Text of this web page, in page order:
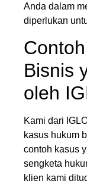
Anda dalam
diperlukan
Bisnis
oleh
Kami dari
kasus hukum
contoh kasus
sengketa
klien kami